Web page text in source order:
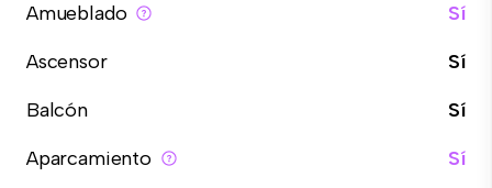
Amueblado
Sí
Ascensor
Sí
Balcón
Sí
Aparcamiento
Sí